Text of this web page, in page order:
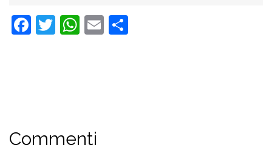
Facebook
Twitter
WhatsApp
Email
Commenti